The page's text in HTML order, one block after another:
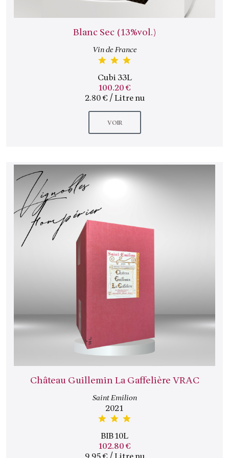
Blanc Sec (13%vol.)
Vin de France
Cubi 33L
100.20 €
2.80 € / Litre nu
VOIR
Château Guillemin La Gaffelière VRAC
Saint Emilion
2021
BIB 10L
102.80 €